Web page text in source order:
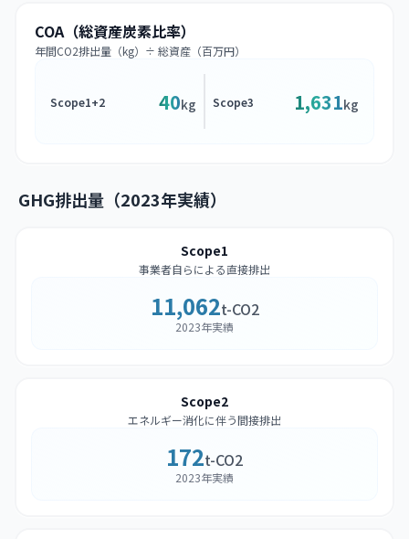
COA（総資産炭素比率）
年間CO2排出量（kg）÷ 総資産（百万円）
Scope1+2 40kg Scope3 1,631kg
GHG排出量（2023年実績）
Scope1
事業者自らによる直接排出
11,062t-CO2
2023年実績
Scope2
エネルギー消化に伴う間接排出
172t-CO2
2023年実績